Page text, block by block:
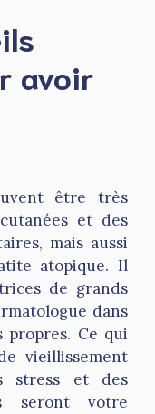
avoir
être très
et des
mais aussi
atopique. Il
de grands
dans
Ce qui
vieillissement
stress et des
seront votre